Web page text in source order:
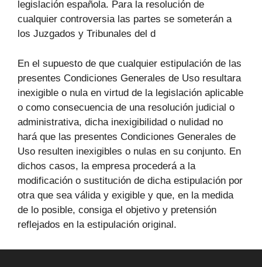
legislación española. Para la resolución de
cualquier controversia las partes se someterán a
los Juzgados y Tribunales del d
En el supuesto de que cualquier estipulación de las
presentes Condiciones Generales de Uso resultara
inexigible o nula en virtud de la legislación aplicable
o como consecuencia de una resolución judicial o
administrativa, dicha inexigibilidad o nulidad no
hará que las presentes Condiciones Generales de
Uso resulten inexigibles o nulas en su conjunto. En
dichos casos, la empresa procederá a la
modificación o sustitución de dicha estipulación por
otra que sea válida y exigible y que, en la medida
de lo posible, consiga el objetivo y pretensión
reflejados en la estipulación original.